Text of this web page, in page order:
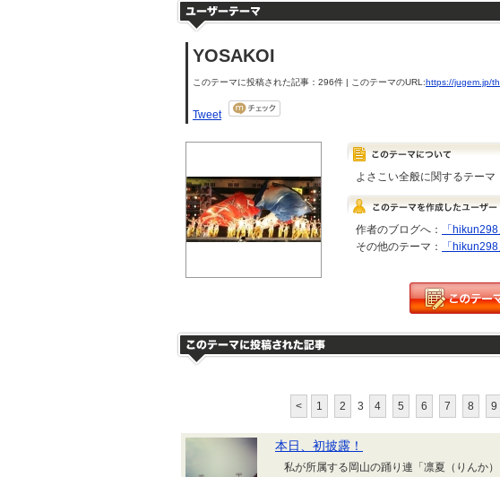
YOSAKOI
このテーマに投稿された記事：296件 | このテーマのURL:https://jugem.jp/
Tweet
よさこい全般に関するテーマ
作者のブログへ：
「
その他のテーマ：
「
< 1 2 3 4 5 6 7 8 9
本日、初披露！
私が所属する岡山の踊り連「凛夏（りんか